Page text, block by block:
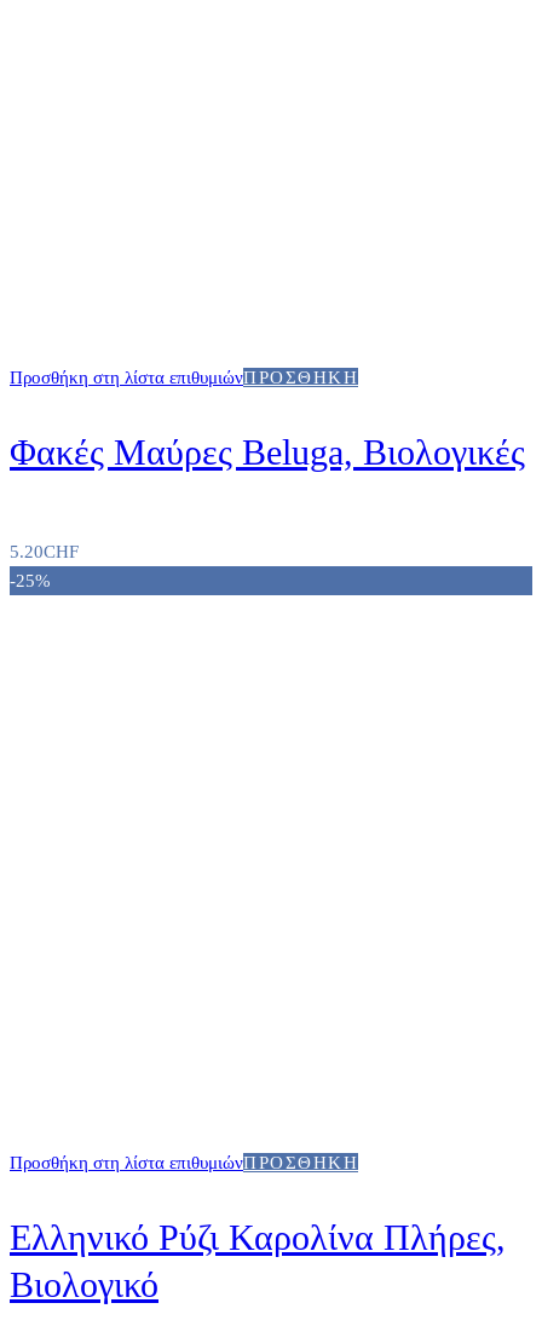
Προσθήκη στη λίστα επιθυμιώνΠΡΟΣΘΉΚΗ
Φακές Μαύρες Beluga, Βιολογικές
5.20CHF
-25%
Προσθήκη στη λίστα επιθυμιώνΠΡΟΣΘΉΚΗ
Ελληνικό Ρύζι Καρολίνα Πλήρες,
Βιολογικό